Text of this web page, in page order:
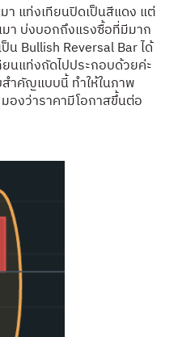
แท่งเทียนปิดเป็นสีแดง แต่
า บ่งบอกถึงแรงซื้อที่มีมาก
น Bullish Reversal Bar ได้
นแท่งถัดไปประกอบด้วยค่ะ
ำคัญแบบนี้ ทำให้ในภาพ
องว่าราคามีโอกาสขึ้นต่อ